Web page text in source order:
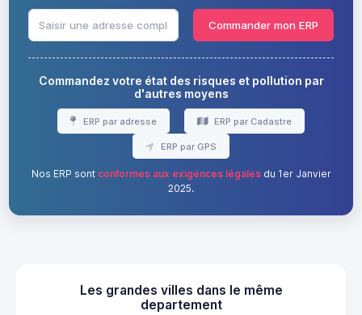
Commander mon ERP
Commandez votre état des risques et pollution par
d'autres moyens
ERP par adresse ERP par Cadastre
ERP par GPS
Nos ERP sont conformes aux exigences légalesdu 1er Janvier
2025.
Les grandes villes dans le même
departement